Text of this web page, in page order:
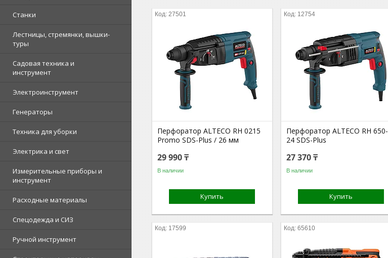
Станки
Лестницы, стремянки, вышки-
туры
Садовая техника и
инструмент
Электроинструмент
Генераторы
Техника для уборки
Электрика и свет
Измерительные приборы и
инструмент
Расходные материалы
Спецодежда и СИЗ
Ручной инструмент
27501
Перфоратор ALTECO RH 0215
Promo SDS-Plus / 26 мм
29 990 ₸
В наличии
Купить
12754
Перфоратор ALTECO RH 650-
24 SDS-Plus
27 370 ₸
В наличии
Купить
17599 65610